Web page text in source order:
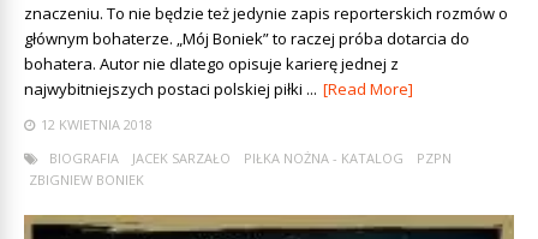
znaczeniu. To nie będzie też jedynie zapis reporterskich rozmów o
głównym bohaterze. „Mój Boniek” to raczej próba dotarcia do
bohatera. Autor nie dlatego opisuje karierę jednej z
najwybitniejszych postaci polskiej piłki ... [Read More]
12 KWIETNIA 2018
BIOGRAFIA
JACEK SARZAŁO PIŁKA NOŻNA - KATALOG
PZPN
ZBIGNIEW BONIEK